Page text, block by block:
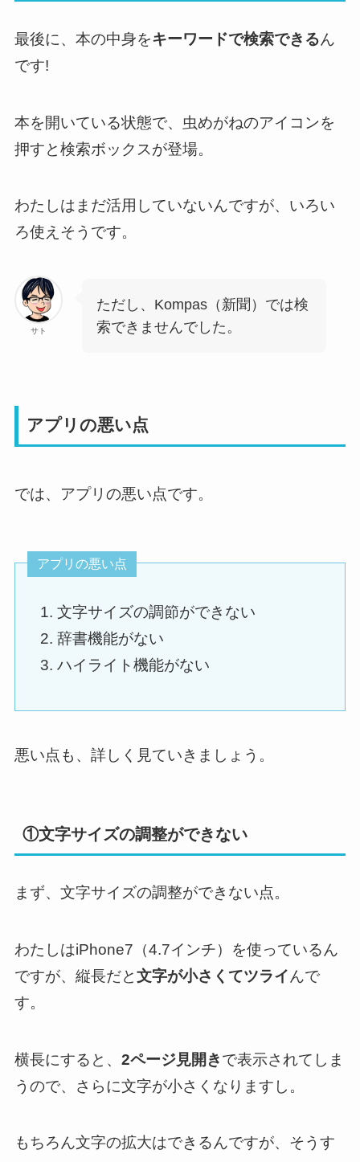
最後に、本の中身をキーワードで検索できるん
です!
本を開いている状態で、虫めがねのアイコンを
押すと検索ボックスが登場。
わたしはまだ活用していないんですが、いろい
ろ使えそうです。
サト
ただし、Kompas（新聞）では検
索できませんでした。
アプリの悪い点
では、アプリの悪い点です。
アプリの悪い点
文字サイズの調節ができない
辞書機能がない
ハイライト機能がない
悪い点も、詳しく見ていきましょう。
①文字サイズの調整ができない
まず、文字サイズの調整ができない点。
わたしはiPhone7（4.7インチ）を使っているん
ですが、縦長だと文字が小さくてツライんで
す。
横長にすると、 2ページ見開きで表示されてしま
うので、さらに文字が小さくなりますし。
もちろん文字の拡大はできるんですが、そうす